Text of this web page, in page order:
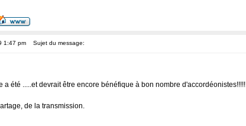
1:47 pm Sujet du message:
a été .....et devrait être encore bénéfique à bon nombre d'accordéonistes!!!!!
de la transmission.